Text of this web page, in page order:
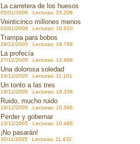
La carretera de los huesos
05/01/2006 Lecturas: 25.208
Veinticinco millones menos
03/01/2006 Lecturas: 10.920
Trampa para bobos
29/12/2005 Lecturas: 19.769
La profecía
27/12/2005 Lecturas: 12.898
Una dolorosa soledad
24/12/2005 Lecturas: 11.101
Un tonto a las tres
19/12/2005 Lecturas: 18.336
Ruido, mucho ruido
18/12/2005 Lecturas: 10.586
Perder y gobernar
13/12/2005 Lecturas: 10.480
¡No pasarán!
30/11/2005 Lecturas: 11.432